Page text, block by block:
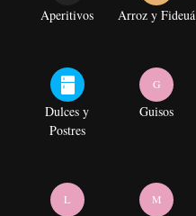
Aperitivos Arroz y Fideuá
Dulces y
Postres
G
Guisos
L M